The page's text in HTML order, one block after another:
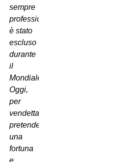
sempre
professionale,
è stato
escluso
durante
il
Mondiale.
Oggi,
per
vendetta,
pretende
una
fortuna
e